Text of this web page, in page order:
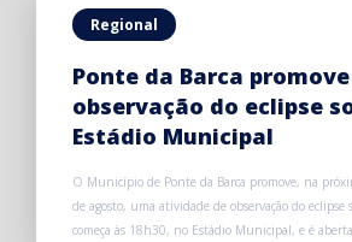
Regional
Ponte da Barca promove
observação do eclipse
Estádio Municipal
O Município de Ponte da Barca promove, na
de agosto, uma atividade de observação do eclipse
começa às 18h30, no Estádio Municipal, e é